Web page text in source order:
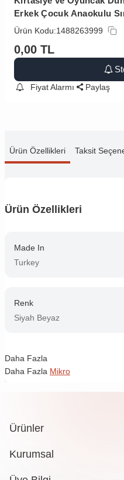
Erkek Çocuk Anaokulu
Ürün Kodu:1488263999
0,00 TL
Fiyat Alarmı Paylaş
Ürün Özellikleri Taksit
Ürün Özellikleri
Made In
Turkey
Renk
Siyah Beyaz
Daha Fazla
Daha Fazla Mikro
Ürünler
Kurumsal